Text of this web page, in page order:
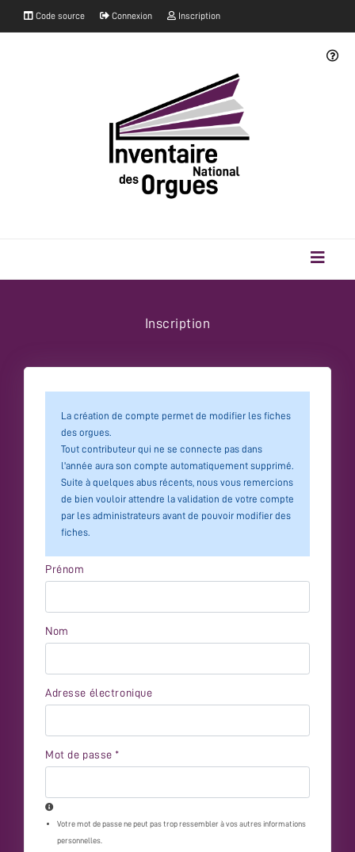
Code source Connexion Inscription
Inscription
La création de compte permet de modifier les fiches
des orgues.
Tout contributeur qui ne se connecte pas dans
l'année aura son compte automatiquement supprimé.
Suite à quelques abus récents, nous vous remercions
de bien vouloir attendre la validation de votre compte
par les administrateurs avant de pouvoir modifier des
fiches.
Prénom
Nom
Adresse électronique
Mot de passe *
Votre mot de passe ne peut pas trop ressembler à vos autres informations
personnelles.